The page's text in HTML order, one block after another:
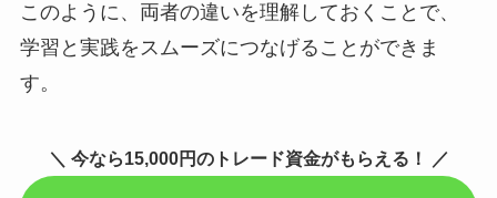
このように、両者の違いを理解しておくことで、
学習と実践をスムーズにつなげることができま
す。
＼ 今なら15,000円のトレード資金がもらえる！ ／